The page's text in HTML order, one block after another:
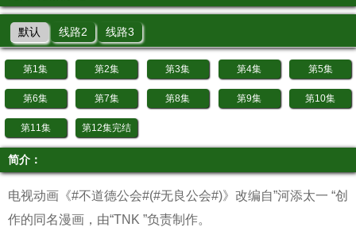
默认 线路2 线路3
第1集 第2集 第3集 第4集 第5集
第6集 第7集 第8集 第9集 第10集
第11集 第12集完结
简介：
电视动画《#不道德公会#(#无良公会#)》改编自”河添太一 “创
作的同名漫画，由“TNK ”负责制作。